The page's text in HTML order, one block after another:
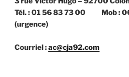
Tél. : 01 56 83 73 00 Mob :
(urgence)
Courriel :ac@cja92.com